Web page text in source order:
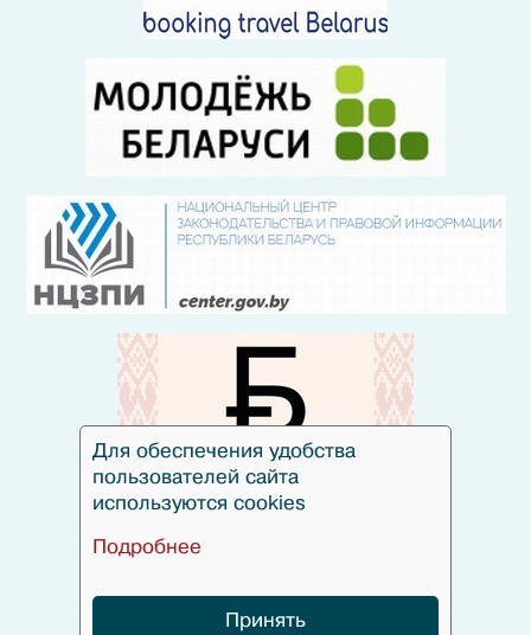
Для обеспечения удобства
пользователей сайта
используются cookies
Подробнее
Принять